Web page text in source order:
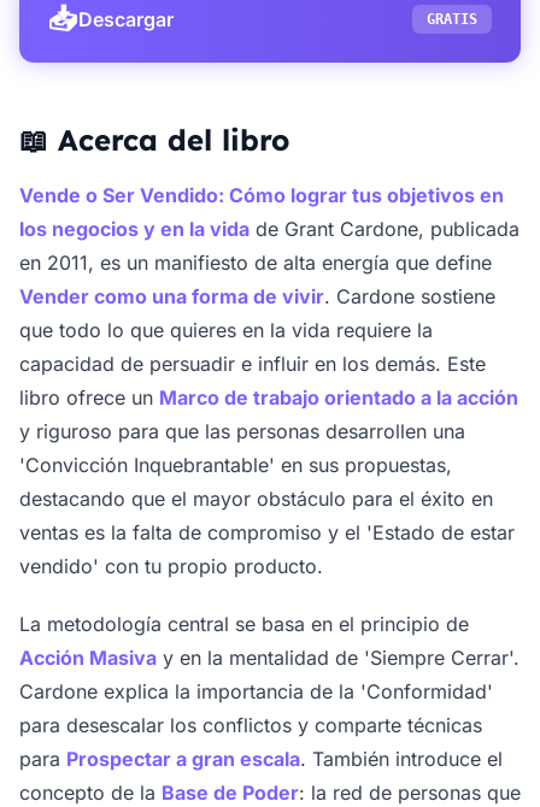
📥Descargar GRATIS
📖 Acerca del libro
Vende o Ser Vendido: Cómo lograr tus objetivos en
los negocios y en la vida de Grant Cardone, publicada
en 2011, es un manifiesto de alta energía que define
Vender como una forma de vivir. Cardone sostiene
que todo lo que quieres en la vida requiere la
capacidad de persuadir e influir en los demás. Este
libro ofrece un Marco de trabajo orientado a la acción
y riguroso para que las personas desarrollen una
'Convicción Inquebrantable' en sus propuestas,
destacando que el mayor obstáculo para el éxito en
ventas es la falta de compromiso y el 'Estado de estar
vendido' con tu propio producto.
La metodología central se basa en el principio de
Acción Masiva y en la mentalidad de 'Siempre Cerrar'.
Cardone explica la importancia de la 'Conformidad'
para desescalar los conflictos y comparte técnicas
para Prospectar a gran escala. También introduce el
concepto de la Base de Poder: la red de personas que